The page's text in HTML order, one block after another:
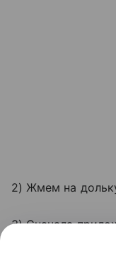
2) Жмем на
3) Сначала